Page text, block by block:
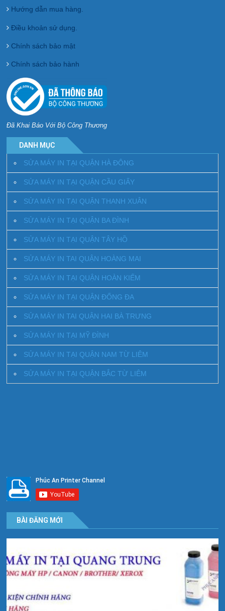
Hướng dẫn mua hàng.
Điều khoản sử dụng.
Chính sách bảo mật
Chính sách bảo hành
Đã Khai Báo Với Bộ Công Thương
DANH MỤC
SỬA MÁY IN TẠI QUẬN HÀ ĐÔNG
SỬA MÁY IN TẠI QUẬN CẦU GIẤY
SỬA MÁY IN TẠI QUẬN THANH XUÂN
SỬA MÁY IN TẠI QUẬN BA ĐÌNH
SỬA MÁY IN TẠI QUẬN TÂY HỒ
SỬA MÁY IN TAI QUẬN HOÀNG MAI
SỬA MÁY IN TẠI QUẬN HOÀN KIẾM
SỬA MÁY IN TẠI QUẬN ĐỐNG ĐA
SỬA MÁY IN TAI QUẬN HAI BÀ TRƯNG
SỬA MÁY IN TẠI MỸ ĐÌNH
SỬA MÁY IN TẠI QUẬN NAM TỪ LIÊM
SỬA MÁY IN TẠI QUẬN BẮC TỪ LIÊM
BÀI ĐĂNG MỚI